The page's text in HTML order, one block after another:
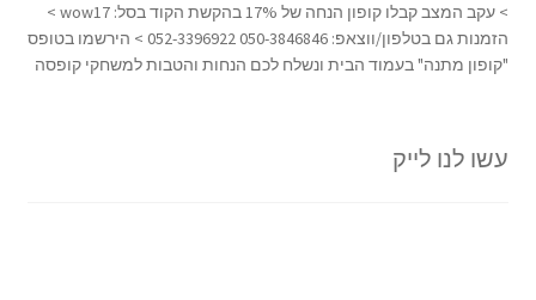
> עקב המצב קבלו קופון הנחה של 17% בהקשת הקוד בסל: wow17 >
הזמנות גם בטלפון/ווצאפ: 050-3846846 052-3396922 > הירשמו בטופס
"קופון מתנה" בעמוד הבית ונשלח לכם הנחות והטבות למשחקי קופסה
עשו לנו לייק